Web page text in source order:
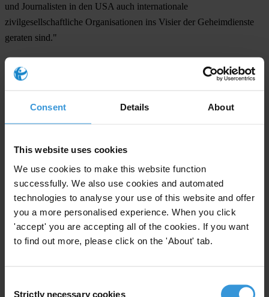
Consent Details About
This website uses cookies
We use cookies to make this website function
successfully. We also use cookies and automated
technologies to analyse your use of this website and offer
you a more personalised experience. When you click
'accept' you are accepting all of the cookies. If you want
to find out more, please click on the 'About' tab.
Strictly necessary cookies
und Journalisten in den USA auch internationale
zivilgesellschaftliche Organisationen ins Visier der Geheimdienste
geraten sind."
For any press enquiries please contact
Transparency International Deutschland: Dr. Christian Humborg
Human Rights Watch: Wolfgang Buettner
Reporter ohne Grenzen: Silke Ballweg / Christoph Dreyer
Tel.: 030/60 98 95 33-55,presse@reporter-ohne-grenzen.de
Whistleblower-Netzwerk: Annegret Falter
Tel.: 0170/2965660, annegret.falter@t-online.de